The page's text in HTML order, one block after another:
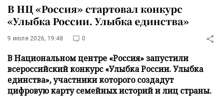
В НЦ «Россия» стартовал конкурс
«Улыбка России. Улыбка единства»
9 июля 2026, 19:48 0
В Национальном центре «Россия» запустили
всероссийский конкурс «Улыбка России. Улыбка
единства», участники которого создадут
цифровую карту семейных историй и лиц страны.